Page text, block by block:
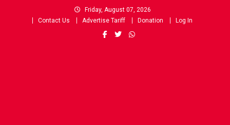
Friday, August 07, 2026
Contact Us
Advertise Tariff Donation Log In